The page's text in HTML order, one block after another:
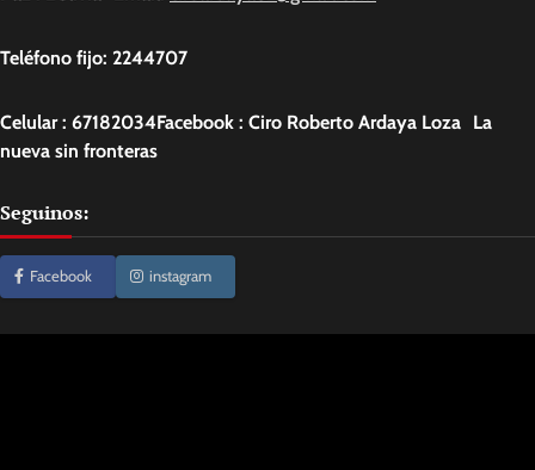
Teléfono fijo: 2244707
Celular : 67182034Facebook : Ciro Roberto Ardaya Loza La
nueva sin fronteras
Seguinos:
Facebook instagram